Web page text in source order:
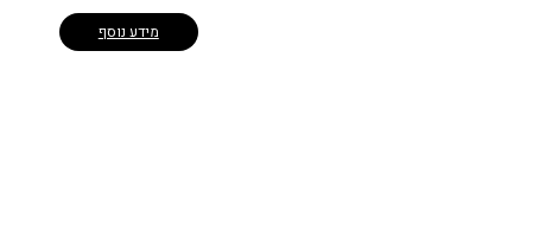
היה:
650.00 ₪.
הוא:
590.00 ₪. מידע נוסף